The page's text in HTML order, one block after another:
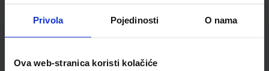
Privola Pojedinosti O nama
Ova web-stranica koristi kolačiće
Udžbenik Omot
škole (2021)